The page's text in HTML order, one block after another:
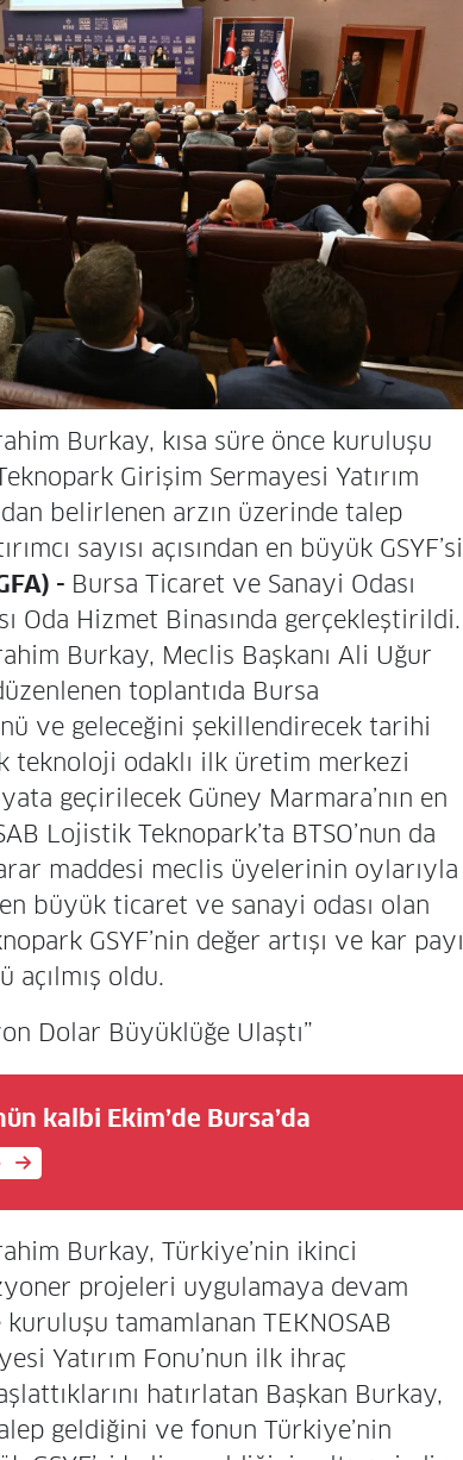
Burkay, kısa süre önce kuruluşu
Girişim Sermayesi Yatırım
belirlenen arzın üzerinde talep
sayısı açısından en büyük GSYF’si
- Bursa Ticaret ve Sanayi Odası
Oda Hizmet Binasında gerçekleştirildi.
Burkay, Meclis Başkanı Ali Uğur
toplantıda Bursa
ve geleceğini şekillendirecek tarihi
teknoloji odaklı ilk üretim merkezi
geçirilecek Güney Marmara’nın en
Lojistik Teknopark’ta BTSO’nun da
maddesi meclis üyelerinin oylarıyla
büyük ticaret ve sanayi odası olan
GSYF’nin değer artışı ve kar payı
açılmış oldu.
Dolar Büyüklüğe Ulaştı”
kalbi Ekim’de Bursa’da
Burkay, Türkiye’nin ikinci
projeleri uygulamaya devam
tamamlanan TEKNOSAB
Yatırım Fonu’nun ilk ihraç
hatırlatan Başkan Burkay,
geldiğini ve fonun Türkiye’nin